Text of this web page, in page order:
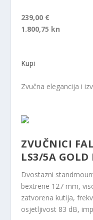
239,00 €
1.800,75 kn
Kupi
Zvučna elegancija i
ZVUČNICI
LS3/5A GOLD
Dvostazni
bextrene 127 mm,
zatvorena kutija,
osjetljivost 83 dB,